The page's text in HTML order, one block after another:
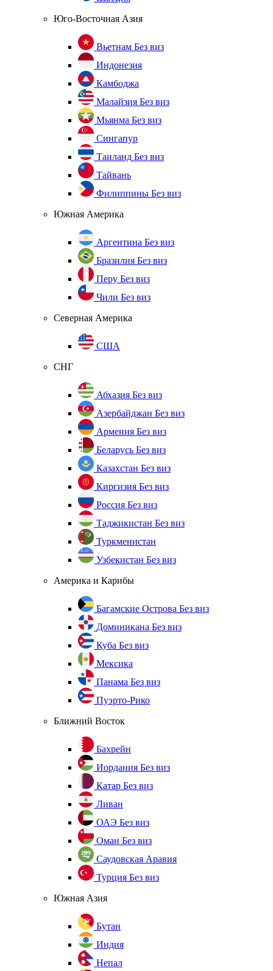
Юго-Восточная Азия
Вьетнам Без виз
Индонезия
Камбоджа
Малайзия Без виз
Мьянма Без виз
Сингапур
Таиланд Без виз
Тайвань
Филиппины Без виз
Южная Америка
Аргентина Без виз
Бразилия Без виз
Перу Без виз
Чили Без виз
Северная Америка
США
СНГ
Абхазия Без виз
Азербайджан Без виз
Армения Без виз
Беларусь Без виз
Казахстан Без виз
Киргизия Без виз
Россия Без виз
Таджикистан Без виз
Туркменистан
Узбекистан Без виз
Америка и Карибы
Багамские Острова Без виз
Доминикана Без виз
Куба Без виз
Мексика
Панама Без виз
Пуэрто-Рико
Ближний Восток
Бахрейн
Иордания Без виз
Катар Без виз
Ливан
ОАЭ Без виз
Оман Без виз
Саудовская Аравия
Турция Без виз
Южная Азия
Бутан
Индия
Непал